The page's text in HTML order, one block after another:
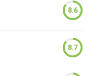
8.6
8.7